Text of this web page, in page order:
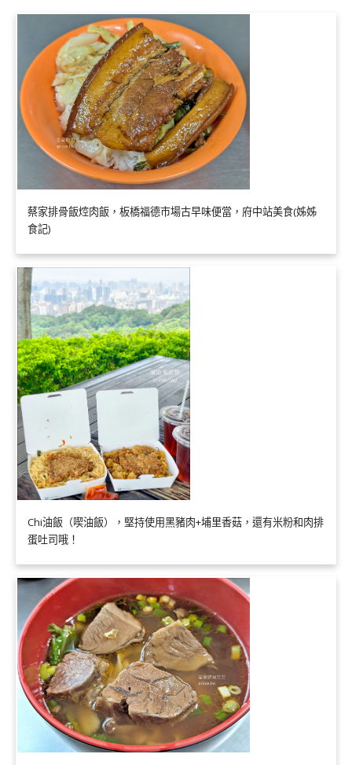
蔡家排骨飯焢肉飯，板橋福德市場古早味便當，府中站美食(姊姊
食記)
Chi油飯（喫油飯），堅持使用黑豬肉+埔里香菇，還有米粉和肉排
蛋吐司哦！